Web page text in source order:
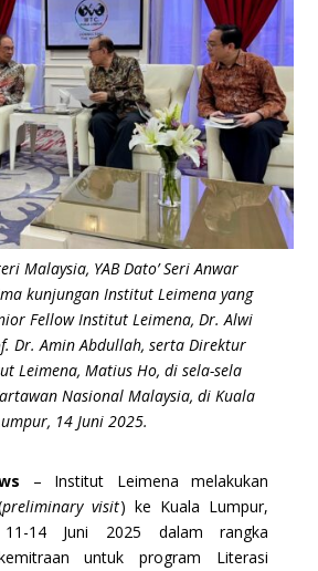
Malaysia, YAB Dato’ Seri Anwar
kunjungan Institut Leimena yang
Fellow Institut Leimena, Dr. Alwi
Dr. Amin Abdullah, serta Direktur
Leimena, Matius Ho, di sela-sela
Nasional Malaysia, di Kuala
14 Juni 2025.
– Institut Leimena melakukan
preliminary visit) ke Kuala Lumpur,
14 Juni 2025 dalam rangka
untuk program Literasi